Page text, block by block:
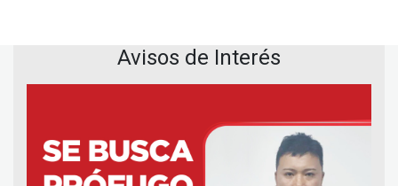
Avisos de Interés